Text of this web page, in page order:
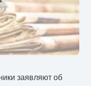
заявляют об